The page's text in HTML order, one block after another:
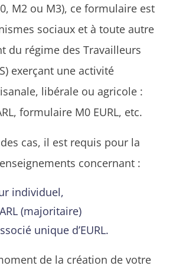
M2 ou M3), ce formulaire est
sociaux et à toute autre
du régime des Travailleurs
exerçant une activité
libérale ou agricole :
formulaire M0 EURL, etc.
cas, il est requis pour la
concernant :
individuel,
(majoritaire)
unique d’EURL.
de la création de votre